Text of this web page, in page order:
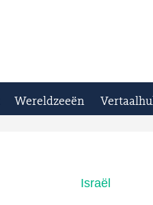
Wereldzeeën
Israël